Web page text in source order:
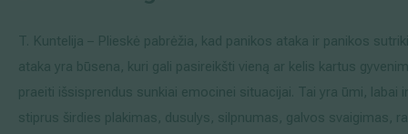
T. Kuntelija – Plieskė pabrėžia, kad panikos ataka ir panikos
ataka yra būsena, kuri gali pasireikšti vieną ar kelis kartus
praeiti išsisprendus sunkiai emocinei situacijai. Tai yra ūmi, labai
stiprus širdies plakimas, dusulys, silpnumas, galvos svaigimas,